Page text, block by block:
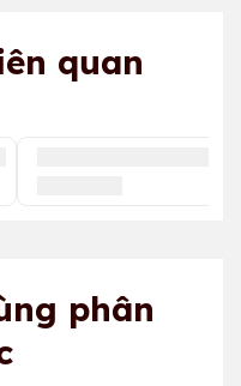
quan
phân